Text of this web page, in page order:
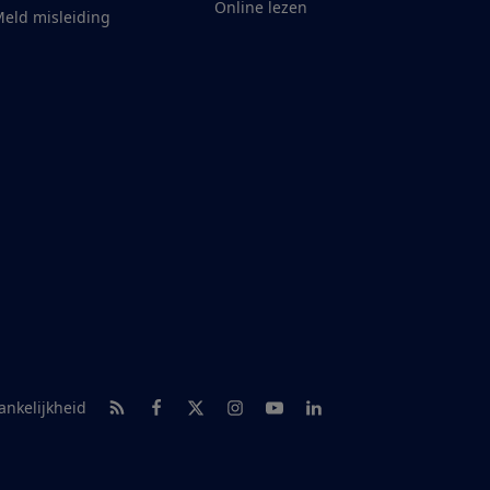
misleiding
Online lezen
RSS-feed nieuws
Facebook
TwitterInstagram
YoutubeLinkedIn